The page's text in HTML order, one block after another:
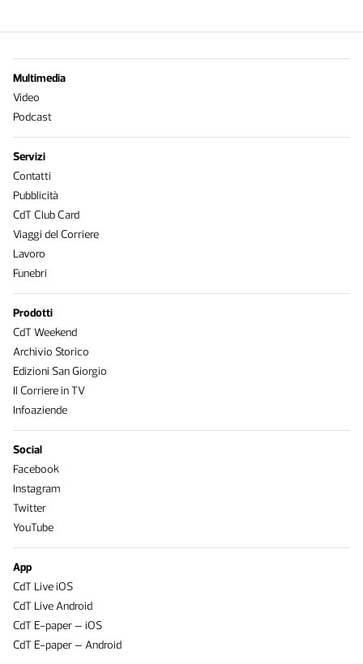
Multimedia
Video
Podcast
Servizi
Contatti
Pubblicità
CdT Club Card
Viaggi del Corriere
Lavoro
Funebri
Prodotti
CdT Weekend
Archivio Storico
Edizioni San Giorgio
Il Corriere in TV
Infoaziende
Social
Facebook
Instagram
Twitter
YouTube
App
CdT Live iOS
CdT Live Android
CdT E-paper – iOS
CdT E-paper – Android